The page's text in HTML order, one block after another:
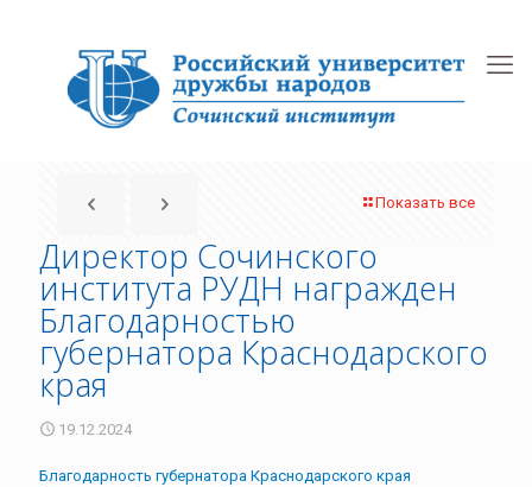
Показать все
Директор Сочинского
института РУДН награжден
Благодарностью
губернатора Краснодарского
края
19.12.2024
Благодарность губернатора Краснодарского края